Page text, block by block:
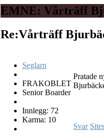
EMNE: Vårträff
Re:Vårträff
Seglarn
FRAKOBLET
Senior Boarder
Innlegg: 72
Karma: 10
Pratade
Svar Siter